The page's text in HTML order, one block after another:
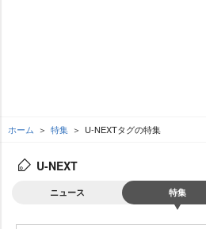
ホーム 特集 U-NEXTタグの特集
U-NEXT
ニュース 特集